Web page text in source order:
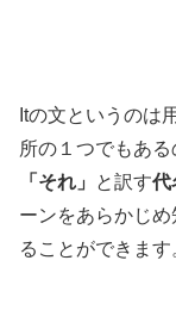
Itの文というのは
所の１つでもあ
「それ」
と訳す代
ーンをあらかじ
ることができま